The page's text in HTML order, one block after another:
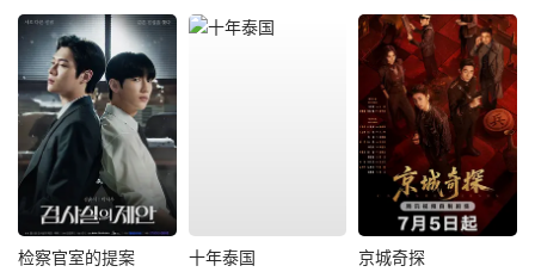
检察官室的提案 十年泰国 京城奇探